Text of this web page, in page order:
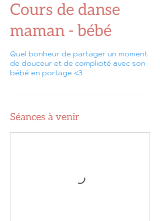
Cours de danse
maman - bébé
Quel bonheur de partager un moment
de douceur et de complicité avec son
bébé en portage <3
Séances à venir